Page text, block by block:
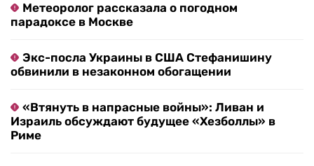
Метеоролог рассказала о погодном
парадоксе в Москве
Экс-посла Украины в США Стефанишину
обвинили в незаконном обогащении
«Втянуть в напрасные войны»: Ливан и
Израиль обсуждают будущее «Хезболлы» в
Риме